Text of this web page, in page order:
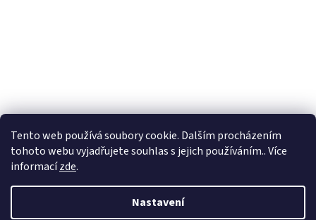
Tento web používá soubory cookie. Dalším procházením
tohoto webu vyjadřujete souhlas s jejich používáním.. Více
informacízde.
Nastavení